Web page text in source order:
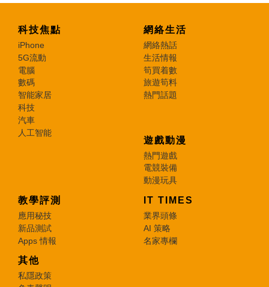
科技焦點
iPhone
5G流動
電腦
數碼
智能家居
科技
汽車
人工智能
網絡生活
網絡熱話
生活情報
筍買着數
旅遊筍料
熱門話題
遊戲動漫
熱門遊戲
電競裝備
動漫玩具
教學評測
應用秘技
新品測試
Apps 情報
IT TIMES
業界頭條
AI 策略
名家專欄
其他
私隱政策